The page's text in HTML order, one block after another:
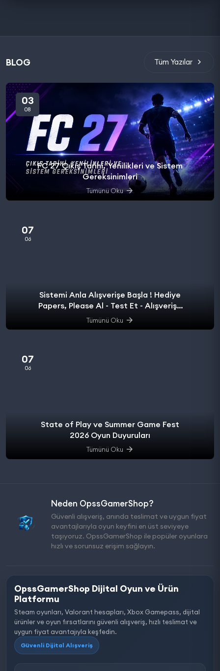
BLOG Tüm Yazılar
03
08
FC 27 Çıkış Tarihi, Yenilikleri ve Sistem
Gereksinimleri
Tümünü Oku
07
06
Sistemi Anla Alışverişe Başla ! Hediye
Papers, Please Al - Test Et - Alışverişe
başla.
Tümünü Oku
07
06
State of Play ve Summer Game Fest
2026 Oyun Duyuruları
Tümünü Oku
Neden OpssGamerShop?
Güvenli alışveriş, anında teslimat ve uygun fiyat
avantajlarıyla oyun keyfini en üst seviyeye
taşıyoruz. OpssGamerShop ile popüler oyunlara
hızlı ve sorunsuz erişim sağlayın.
OpssGamerShop Dijital Oyun ve Ürün
Platformu
Steam oyunları, Valorant hesapları, Xbox Gamepass, dijital
ürünler ve oyun fırsatlarını güvenli alışveriş, hızlı teslimat ve
uygun fiyat avantajıyla keşfedin.
Güvenli Dijital Alışveriş